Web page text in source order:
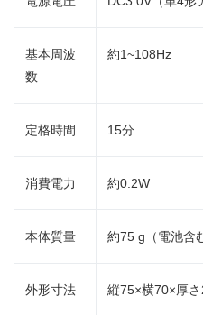
基本周波
数
約1~108Hz
定格時間 15分
消費電力 約0.2W
本体質量 約75 g（電池含
外形寸法 縦75×横70×厚